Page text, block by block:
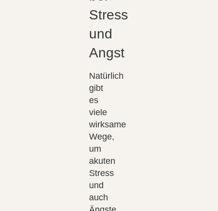
Stress
und
Angst
Natürlich
gibt
es
viele
wirksame
Wege,
um
akuten
Stress
und
auch